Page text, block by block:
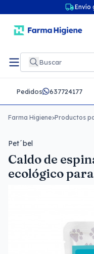
Envío
Pedidos 637724177
Farma Higiene>Productos
Pet´bel
Caldo de
ecológico